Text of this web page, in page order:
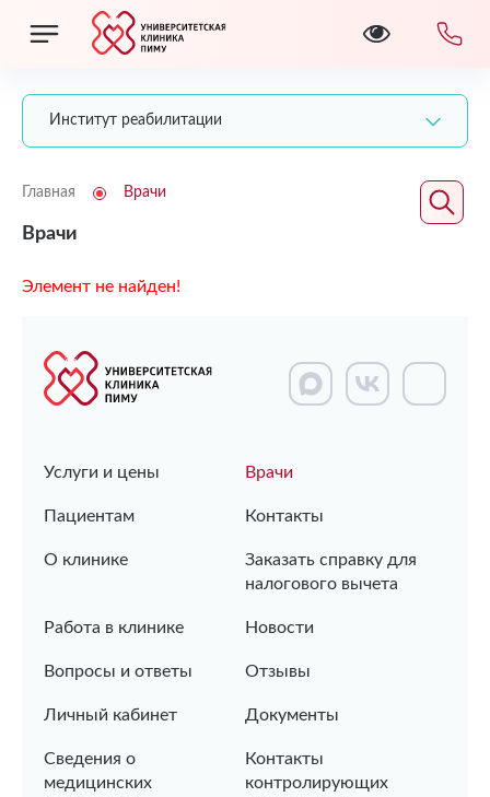
Институт реабилитации
Главная Врачи
Врачи
Элемент не найден!
Услуги и цены Врачи
Пациентам Контакты
О клинике
Заказать справку для
налогового вычета
Работа в клинике Новости
Вопросы и ответы Отзывы
Личный кабинет Документы
Сведения о
медицинских
Контакты
контролирующих